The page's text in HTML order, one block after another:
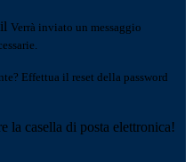
Verrà inviato un messaggio
Effettua il reset della password
la casella di posta elettronica!